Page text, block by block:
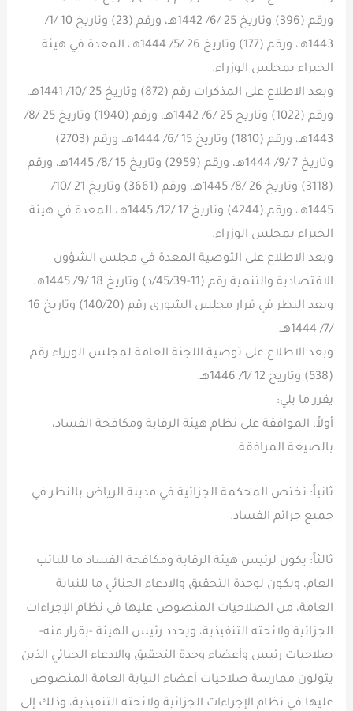
ورقم (396) وتاريخ 25 /6/ 1442هـ، ورقم (23) وتاريخ 10 /1/
1443هـ، ورقم (177) وتاريخ 26 /5/ 1444هـ، المعدة في هيئة
الخبراء بمجلس الوزراء.
وبعد الاطلاع على المذكرات رقم (872) وتاريخ 25 /10/ 1441هـ،
ورقم (1022) وتاريخ 25 /6/ 1442هـ، ورقم (1940) وتاريخ 25 /8/
1443هـ، ورقم (1810) وتاريخ 15 /6/ 1444هـ، ورقم (2703)
وتاريخ 7 /9/ 1444هـ، ورقم (2959) وتاريخ 15 /8/ 1445هـ، ورقم
(3118) وتاريخ 26 /8/ 1445هـ، ورقم (3661) وتاريخ 21 /10/
1445هـ، ورقم (4244) وتاريخ 17 /12/ 1445هـ، المعدة في هيئة
الخبراء بمجلس الوزراء.
وبعد الاطلاع على التوصية المعدة في مجلس الشؤون
الاقتصادية والتنمية رقم (11-45/39/د) وتاريخ 18 /9/ 1445هـ.
وبعد النظر في قرار مجلس الشورى رقم (140/20) وتاريخ 16
/7/ 1444هـ.
وبعد الاطلاع على توصية اللجنة العامة لمجلس الوزراء رقم
(538) وتاريخ 12 /1/ 1446هـ.
يقرر ما يلي:
أولاً: الموافقة على نظام هيئة الرقابة ومكافحة الفساد،
بالصيغة المرافقة.
ثانياً: تختص المحكمة الجزائية في مدينة الرياض بالنظر في
جميع جرائم الفساد.
ثالثاً: يكون لرئيس هيئة الرقابة ومكافحة الفساد ما للنائب
العام، ويكون لوحدة التحقيق والادعاء الجنائي ما للنيابة
العامة، من الصلاحيات المنصوص عليها في نظام الإجراءات
الجزائية ولائحته التنفيذية، ويحدد رئيس الهيئة -بقرار منه-
صلاحيات رئيس وأعضاء وحدة التحقيق والادعاء الجنائي الذين
يتولون ممارسة صلاحيات أعضاء النيابة العامة المنصوص
عليها في نظام الإجراءات الجزائية ولائحته التنفيذية، وذلك إلى